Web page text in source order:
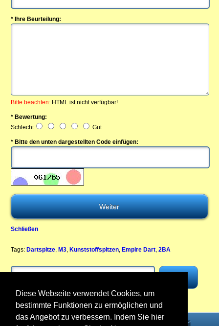
Diese Webseite verwendet Cookies, um
bestimmte Funktionen zu ermöglichen und
das Angebot zu verbessern. Indem Sie hier
* Ihre Beurteilung:
Bitte beachten: HTML ist nicht verfügbar!
* Bewertung:
Schlecht
Gut
* Bitte den unten dargestellten Code einfügen:
Schließen
Tags: Dartspitze, M3, Kunststoffspitzen, Empire Dart,2BA